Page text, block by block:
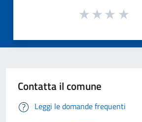
Contatta il comune
Leggi le domande frequenti